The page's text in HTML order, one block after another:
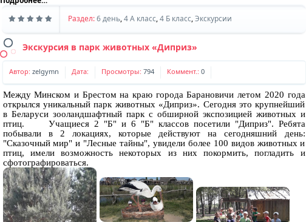
Раздел:6 день,4 А класс,4 Б класс,Экскурсии
Экскурсия в парк животных «Диприз»
Автор: zelgymn Дата: Просмотры: 794 Коммент.: 0
Между Минском и Брестом на краю города Барановичи летом 2020 года
открылся уникальный парк животных «Диприз». Сегодня это крупнейший
в Беларуси зооландшафтный парк с обширной экспозицией животных и
птиц. Учащиеся 2 "Б" и 6 "Б" классов посетили "Диприз". Ребята
побывали в 2 локациях, которые действуют на сегодняшний день:
"Сказочный мир" и "Лесные тайны", увидели более 100 видов животных и
птиц, имели возможность некоторых из них покормить, погладить и
сфотографироваться.